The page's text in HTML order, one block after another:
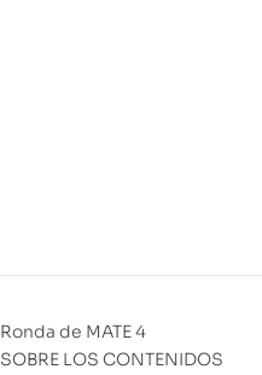
Ronda de MATE 4
SOBRE LOS CONTENIDOS